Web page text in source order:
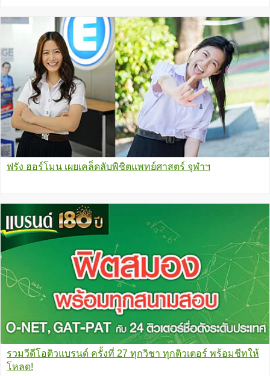
ฟรัง ฮอร์โมน เผยเคล็ดลับพิชิตแพทย์ศาสตร์ จุฬาฯ
รวมวีดีโอติวแบรนด์ ครั้งที่ 27 ทุกวิชา ทุกติวเตอร์ พร้อมชีทให้
โหลด!